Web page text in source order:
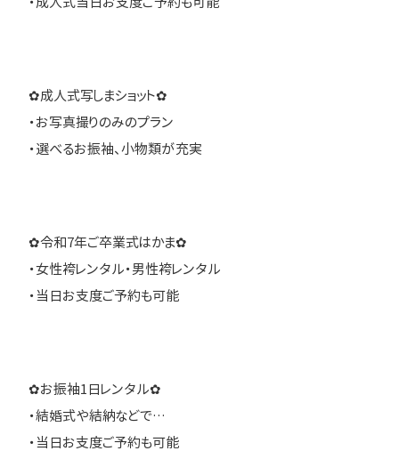
✿成人式写しまショット✿
・お写真撮りのみのプラン
・選べるお振袖、小物類が充実
✿令和7年ご卒業式はかま✿
・女性袴レンタル・男性袴レンタル
・当日お支度ご予約も可能
✿お振袖1日レンタル✿
・結婚式や結納などで…
・当日お支度ご予約も可能